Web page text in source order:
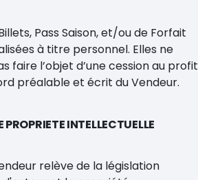
Pass Saison, et/ou de Forfait
à titre personnel. Elles ne
faire l’objet d’une cession au profit
préalable et écrit du Vendeur.
INTELLECTUELLE
relève de la législation